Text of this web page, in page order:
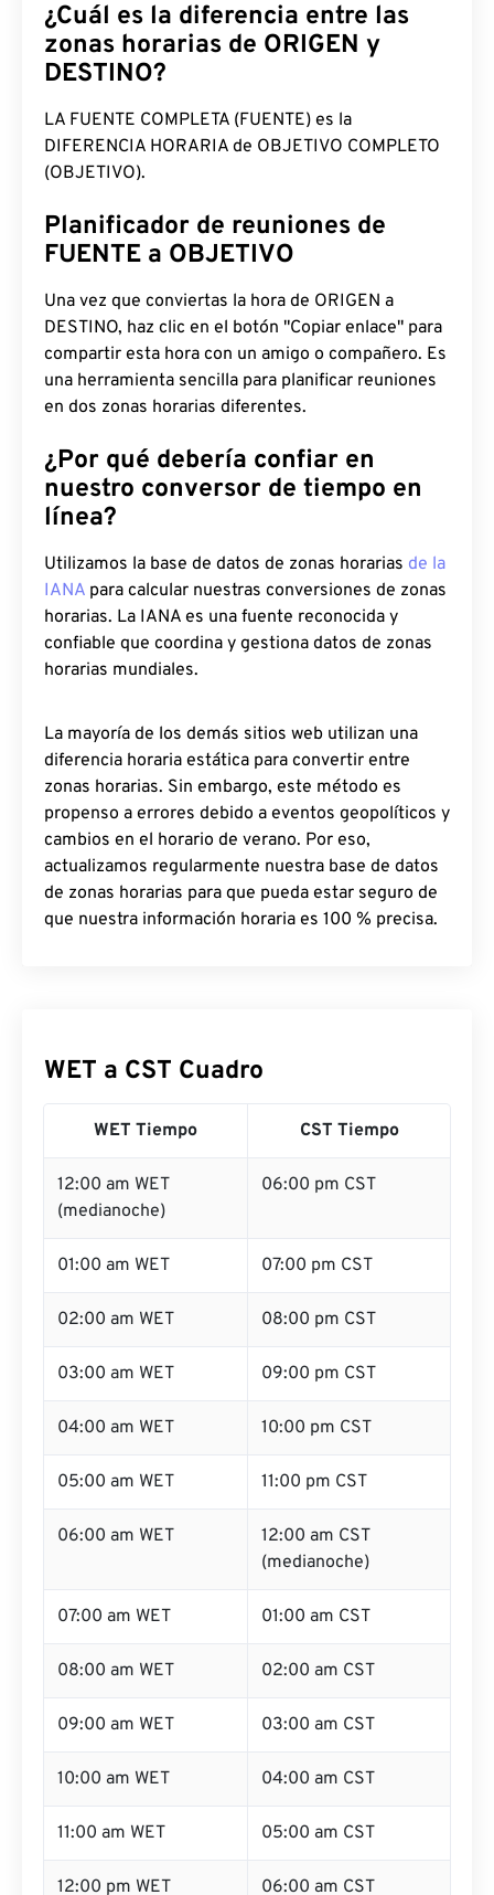
¿Cuál es la diferencia entre las
zonas horarias de ORIGEN y
DESTINO?
LA FUENTE COMPLETA (FUENTE) es la
DIFERENCIA HORARIA de OBJETIVO COMPLETO
(OBJETIVO).
Planificador de reuniones de
FUENTE a OBJETIVO
Una vez que conviertas la hora de ORIGEN a
DESTINO, haz clic en el botón "Copiar enlace" para
compartir esta hora con un amigo o compañero. Es
una herramienta sencilla para planificar reuniones
en dos zonas horarias diferentes.
¿Por qué debería confiar en
nuestro conversor de tiempo en
línea?
Utilizamos la base de datos de zonas horarias de la
IANA para calcular nuestras conversiones de zonas
horarias. La IANA es una fuente reconocida y
confiable que coordina y gestiona datos de zonas
horarias mundiales.
La mayoría de los demás sitios web utilizan una
diferencia horaria estática para convertir entre
zonas horarias. Sin embargo, este método es
propenso a errores debido a eventos geopolíticos y
cambios en el horario de verano. Por eso,
actualizamos regularmente nuestra base de datos
de zonas horarias para que pueda estar seguro de
que nuestra información horaria es 100 % precisa.
WET a CST Cuadro
WET Tiempo CST Tiempo
12:00 am WET
(medianoche)
06:00 pm CST
01:00 am WET 07:00 pm CST
02:00 am WET 08:00 pm CST
03:00 am WET 09:00 pm CST
04:00 am WET 10:00 pm CST
05:00 am WET 11:00 pm CST
06:00 am WET
12:00 am CST
(medianoche)
07:00 am WET 01:00 am CST
08:00 am WET 02:00 am CST
09:00 am WET 03:00 am CST
10:00 am WET 04:00 am CST
11:00 am WET 05:00 am CST
12:00 pm WET 06:00 am CST